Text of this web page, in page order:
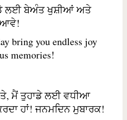
ਲਈ ਬੇਅੰਤ ਖੁਸ਼ੀਆਂ ਅਤੇ
bring you endless joy
memories!
ਮੈਂ ਤੁਹਾਡੇ ਲਈ ਵਧੀਆ
ਹਾਂ! ਜਨਮਦਿਨ ਮੁਬਾਰਕ!